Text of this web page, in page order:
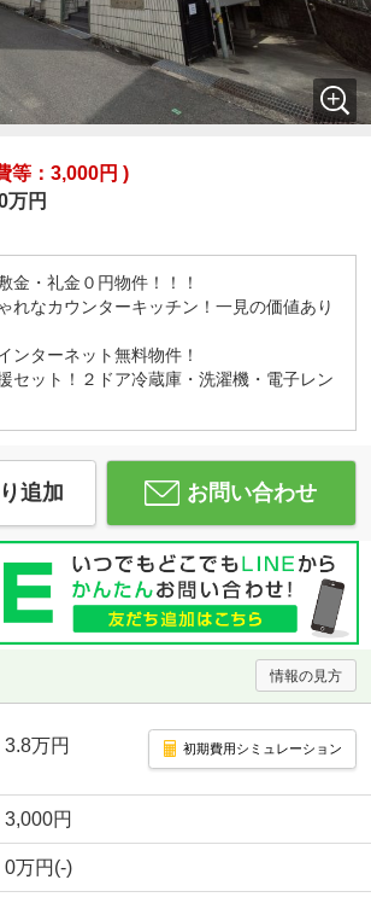
等：3,000円 )
万円
金・礼金０円物件！！！
れなカウンターキッチン！一見の価値あり
ンターネット無料物件！
セット！２ドア冷蔵庫・洗濯機・電子レン
追加 お問い合わせ
情報の見方
3.8万円 初期費用シミュレーション
3,000円
0万円(-)